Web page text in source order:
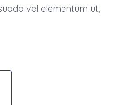
vel elementum ut,